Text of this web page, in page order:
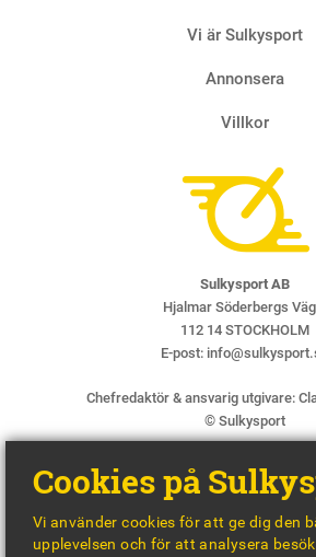
Vi är Sulkysport
Annonsera
Villkor
Sulkysport AB
Hjalmar Söderbergs
112 14 STOCKHOLM
E-post:
Chefredaktör & ansvarig utgivare:
© Sulkysport
Cookies på
Vi använder cookies för att ge dig den
upplevelsen och för att analysera